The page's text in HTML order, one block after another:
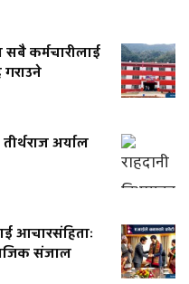
सबै कर्मचारीलाई
अर्याल
आचारसंहिताः
संजाल